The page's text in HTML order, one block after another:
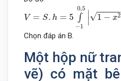
V = S. h = 5
0,5
∫
−1
∣√1 − x2
V = S.h 5| 1
Chọn đáp án B.
Một hộp nữ
vẽ) có mặt